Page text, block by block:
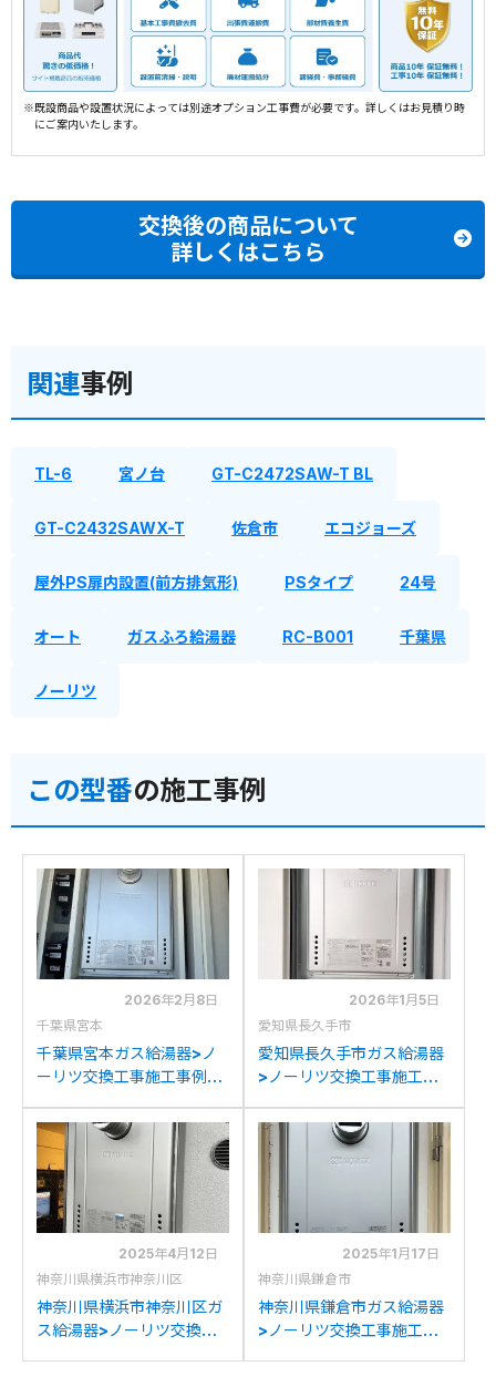
※既設商品や設置状況によっては別途オプション工事費が必要です。詳しくはお見積り時
にご案内いたします。
交換後の商品について
詳しくはこちら
関連事例
TL-6 宮ノ台 GT-C2472SAW-T BL
GT-C2432SAWX-T 佐倉市 エコジョーズ
屋外PS扉内設置(前方排気形) PSタイプ 24号
オート ガスふろ給湯器 RC-B001 千葉県
ノーリツ
この型番の施工事例
2026年2月8日
千葉県宮本
千葉県宮本ガス給湯器>ノ
ーリツ交換工事施工事例：
C2452SAWX-T-2からノ
ーリツGT-C2472SAW-T
BLへの交換
2026年1月5日
愛知県長久手市
愛知県長久手市ガス給湯器
>ノーリツ交換工事施工事
C2452SAWX-Tからノー
リツGT-C2472SAW-T
BLへの交換
2025年4月12日
神奈川県横浜市神奈川区
神奈川県横浜市神奈川区ガ
ス給湯器>ノーリツ交換工
2025年1月17日
神奈川県鎌倉市
神奈川県鎌倉市ガス給湯器
>ノーリツ交換工事施工事